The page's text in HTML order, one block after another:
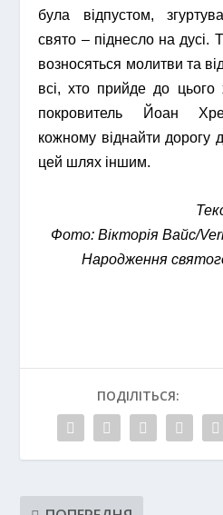
була відпустом,
свято – піднесло на дусі.
возносяться молитви та
всі, хто прийде до
покровитель Йоан
кожному віднайти дорогу
цей шлях іншим.
Фото: Вікторія Вайс/
Народження
ПОДІЛІТЬСЯ: